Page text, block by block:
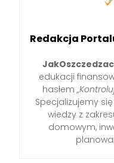
Redakcja
edukacji
hasłem
Specjalizujemy
wiedzy z
domowym,